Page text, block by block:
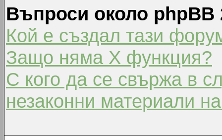
Въпроси около phpBB
Кой е създал тази
Защо няма X функция?
С кого да се свържа в
незаконни материали